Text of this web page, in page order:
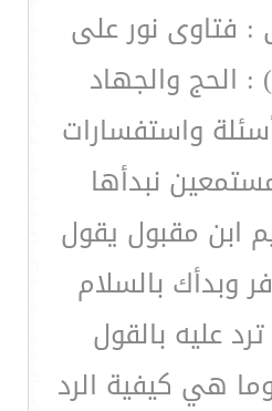
: فتاوى نور على
: الحج والجهاد
واستفسارات
نبدأها
ابن مقبول يقول
وبدأك بالسلام
عليه بالقول
هي كيفية الرد